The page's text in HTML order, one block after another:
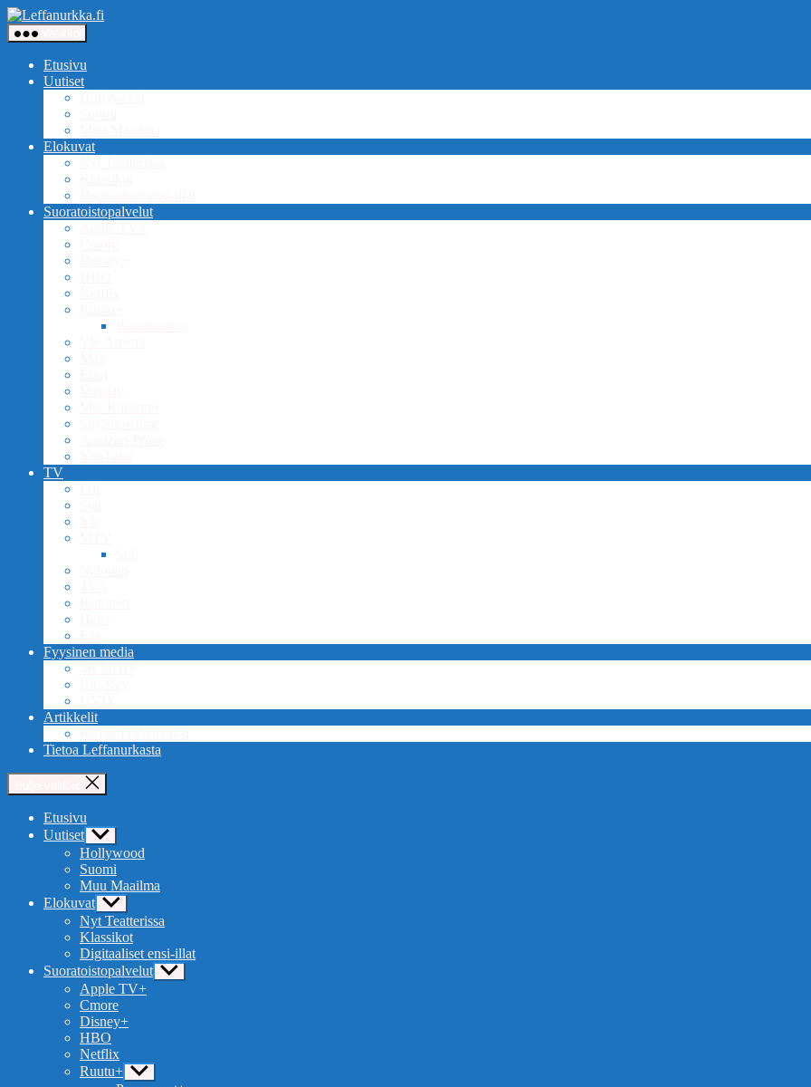
Siirry
sisältöön
Etusivu
Uutiset
Elokuvat
Suoratoistopalvelut
TV
Fyysinen media
Artikkelit
Tietoa Leffanurkasta
Etusivu
Uutiset Näytä
alavalikko
Hollywood
Suomi
Muu Maailma
Elokuvat Näytä
alavalikko
Nyt Teatterissa
Klassikot
Digitaaliset ensi-illat
Suoratoistopalvelut Näytä
alavalikko
Apple TV+
Cmore
Disney+
HBO
Netflix
Ruutu+ Näytä